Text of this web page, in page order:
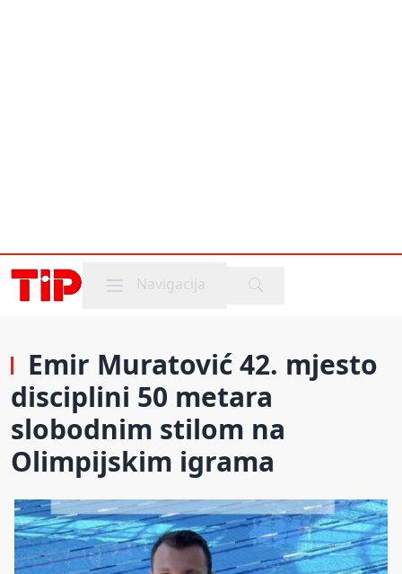
Mobile menu
Navigacija
Emir Muratović 42. mjesto
disciplini 50 metara
slobodnim stilom na
Olimpijskim igrama